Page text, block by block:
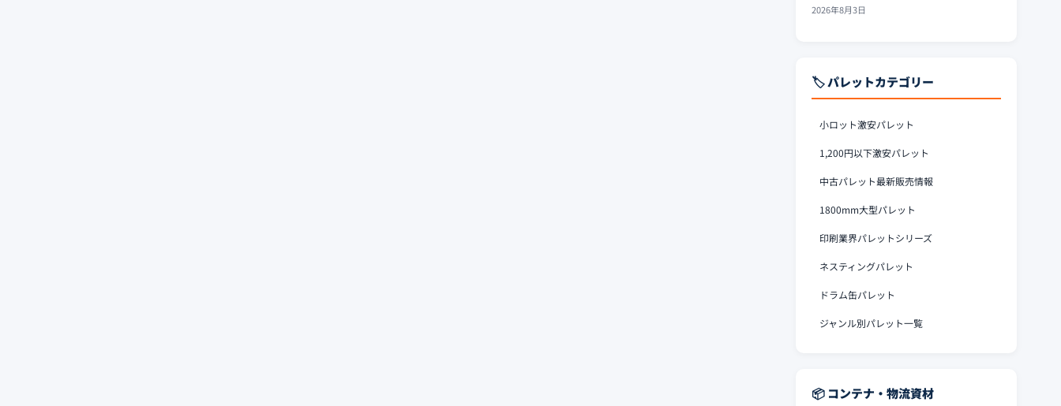
2026年8月3日
🏷️ パレットカテゴリー
小ロット激安パレット
1,200円以下激安パレット
中古パレット最新販売情報
1800mm大型パレット
印刷業界パレットシリーズ
ネスティングパレット
ドラム缶パレット
ジャンル別パレット一覧
📦 コンテナ・物流資材